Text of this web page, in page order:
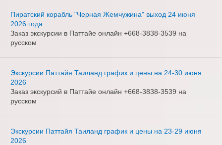
Пиратский корабль "Черная Жемчужина" выход 24 июня
2026 года
Заказ экскурсии в Паттайе онлайн +668-3838-3539 на
русском
Экскурсии Паттайя Таиланд график и цены на 24-30 июня
2026
Заказ экскурсий в Паттайе онлайн +668-3838-3539 на
русском
Экскурсии Паттайя Таиланд график и цены на 23-29 июня
2026